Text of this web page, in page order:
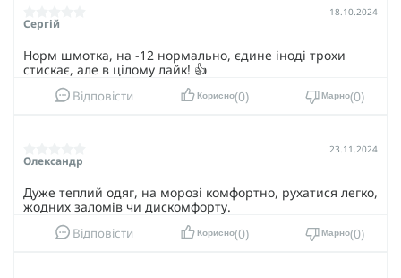
Сергій
18.10.2024
Норм шмотка, на -12 нормально, єдине іноді трохи
стискає, але в цілому лайк! 👍
Відповісти Корисно 0 Марно 0
Олександр
23.11.2024
Дуже теплий одяг, на морозі комфортно, рухатися легко,
жодних заломів чи дискомфорту.
Відповісти Корисно 0 Марно 0